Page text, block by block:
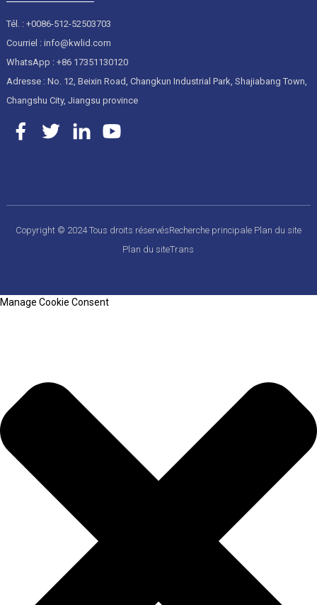
Tél. : +0086-512-52503703
Courriel : info@kwlid.com
WhatsApp : +86 17351130120
Adresse : No. 12, Beixin Road, Changkun Industrial Park, Shajiabang Town,
Changshu City, Jiangsu province
Copyright © 2024 Tous droits réservésRecherche principale Plan du site
Plan du siteTrans
Manage Cookie Consent